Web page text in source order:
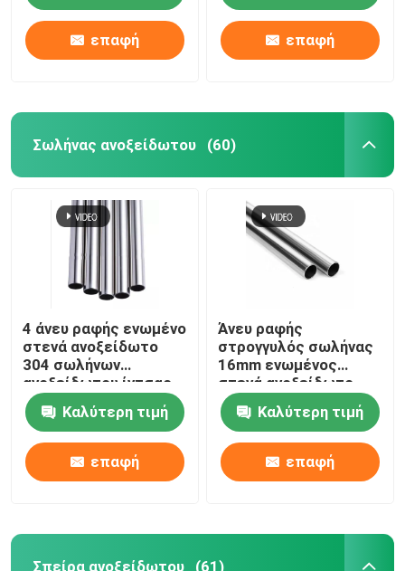
επαφή επαφή
Σωλήνας ανοξείδωτου (60)
4 άνευ ραφής ενωμένο
στενά ανοξείδωτο
304 σωλήνων
ανοξείδωτου ίντσας
γύρω από το σωλήνα
Καλύτερη τιμή
επαφή
Άνευ ραφής
στρογγυλός σωλήνας
16mm ενωμένος
στενά ανοξείδωτο
σωλήνας 304 20mm
ανοξείδωτου
Καλύτερη τιμή
επαφή
Σπείρα ανοξείδωτου (61)